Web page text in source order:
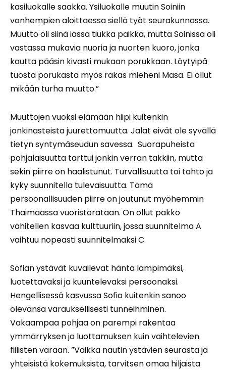
kasiluokalle saakka. Ysiluokalle muutin Soiniin
vanhempien aloittaessa siellä työt seurakunnassa.
Muutto oli siinä iässä tiukka paikka, mutta Soinissa oli
vastassa mukavia nuoria ja nuorten kuoro, jonka
kautta pääsin kivasti mukaan porukkaan. Löytyipä
tuosta porukasta myös rakas mieheni Masa. Ei ollut
mikään turha muutto.”
Muuttojen vuoksi elämään hiipi kuitenkin
jonkinasteista juurettomuutta. Jalat eivät ole syvällä
tietyn syntymäseudun savessa. Suorapuheista
pohjalaisuutta tarttui jonkin verran takkiin, mutta
sekin piirre on haalistunut. Turvallisuutta toi tahto ja
kyky suunnitella tulevaisuutta. Tämä
persoonallisuuden piirre on joutunut myöhemmin
Thaimaassa vuoristorataan. On ollut pakko
vähitellen kasvaa kulttuuriin, jossa suunnitelma A
vaihtuu nopeasti suunnitelmaksi C.
Sofian ystävät kuvailevat häntä lämpimäksi,
luotettavaksi ja kuuntelevaksi persoonaksi.
Hengellisessä kasvussa Sofia kuitenkin sanoo
olevansa varauksellisesti tunneihminen.
Vakaampaa pohjaa on parempi rakentaa
ymmärryksen ja luottamuksen kuin vaihtelevien
fiilisten varaan. ”Vaikka nautin ystävien seurasta ja
yhteisistä kokemuksista, tarvitsen omaa hiljaista